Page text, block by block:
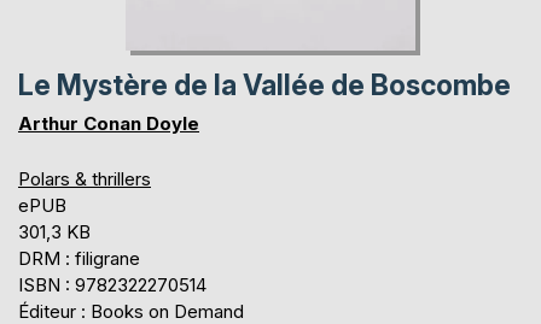
Le Mystère de la Vallée de Boscombe
Arthur Conan Doyle
Polars & thrillers
ePUB
301,3 KB
DRM : filigrane
ISBN : 9782322270514
Éditeur : Books on Demand